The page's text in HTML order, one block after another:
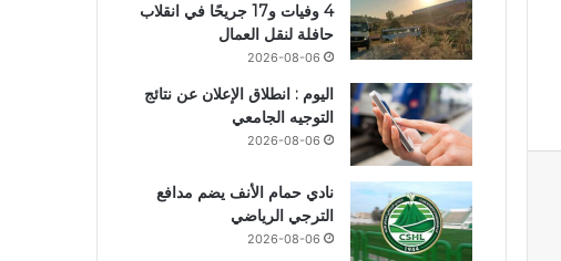
4 وفيات و17 جريحًا في انقلاب
حافلة لنقل العمال
2026-08-06
اليوم : انطلاق الإعلان عن نتائج
التوجيه الجامعي
2026-08-06
نادي حمام الأنف يضم مدافع
الترجي الرياضي
2026-08-06